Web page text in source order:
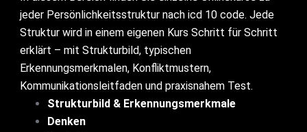
jeder Persönlichkeitsstruktur nach icd 10 code. Jede
Struktur wird in einem eigenen Kurs Schritt für Schritt
erklärt – mit Strukturbild, typischen
Erkennungsmerkmalen, Konfliktmustern,
Kommunikationsleitfaden und praxisnahem Test.
Strukturbild & Erkennungsmerkmale
Denken